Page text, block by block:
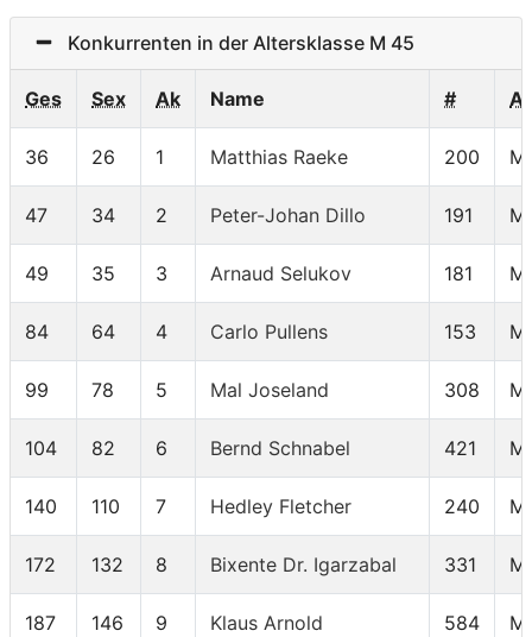
Konkurrenten in der Altersklasse M 45
Ges Sex Ak Name #
36 26 1 Matthias Raeke 200 M
47 34 2 Peter-Johan Dillo 191 M
49 35 3 Arnaud Selukov 181 M
84 64 4 Carlo Pullens 153 M
99 78 5 Mal Joseland 308 M
104 82 6 Bernd Schnabel 421 M
140 110 7 Hedley Fletcher 240 M
172 132 8 Bixente Dr. Igarzabal 331 M
187 146 9 Klaus Arnold 584 M